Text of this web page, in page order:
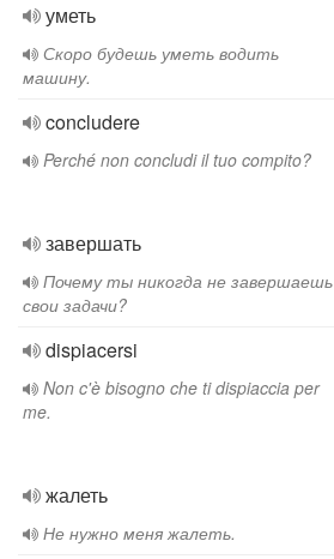
уметь
Скоро будешь уметь водить
машину.
concludere
Perché non concludi il tuo compito?
завершать
Почему ты никогда не завершаешь
свои задачи?
dispiacersi
Non c'è bisogno che ti dispiaccia per
me.
жалеть
Не нужно меня жалеть.